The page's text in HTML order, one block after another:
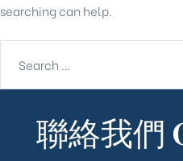
searching can help.
聯絡我們